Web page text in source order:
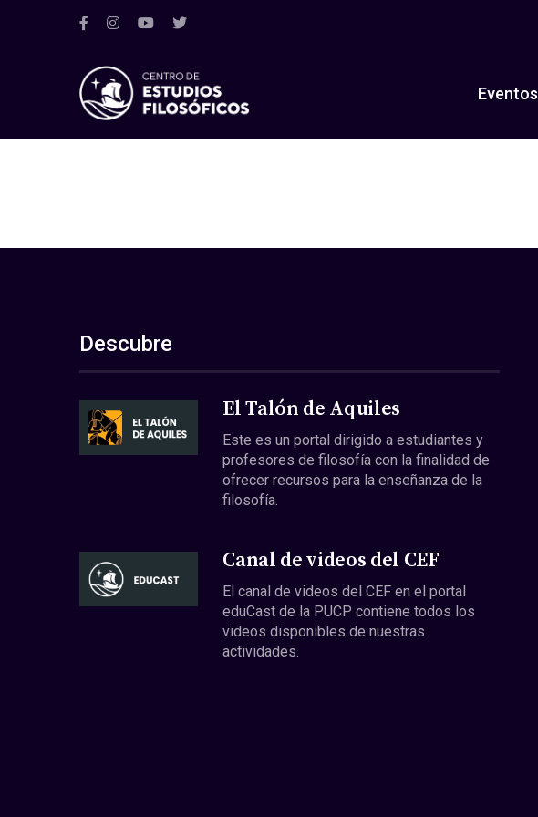
Eventos
Descubre
El Talón de Aquiles
Este es un portal dirigido a estudiantes y
profesores de filosofía con la finalidad de
ofrecer recursos para la enseñanza de la
filosofía.
Canal de videos del CEF
El canal de videos del CEF en el portal
eduCast de la PUCP contiene todos los
videos disponibles de nuestras
actividades.